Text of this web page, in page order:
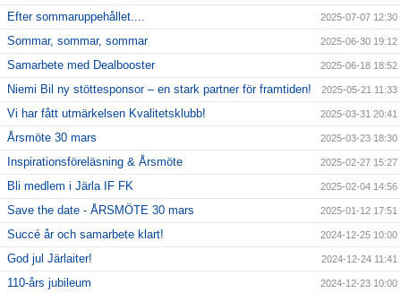
Efter sommaruppehållet.... 2025-07-07 12:30
Sommar, sommar, sommar 2025-06-30 19:12
Samarbete med Dealbooster 2025-06-18 18:52
Niemi Bil ny stöttesponsor – en stark partner för framtiden! 2025-05-21 11:33
Vi har fått utmärkelsen Kvalitetsklubb! 2025-03-31 20:41
Årsmöte 30 mars 2025-03-23 18:30
Inspirationsföreläsning & Årsmöte 2025-02-27 15:27
Bli medlem i Järla IF FK 2025-02-04 14:56
Save the date - ÅRSMÖTE 30 mars 2025-01-12 17:51
Succé år och samarbete klart! 2024-12-25 10:00
God jul Järlaiter! 2024-12-24 11:41
110-års jubileum 2024-12-23 10:00